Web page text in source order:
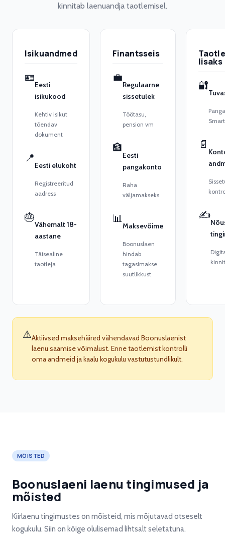
kinnitab laenuandja taotlemisel.
Isikuandmed
🪪
Eesti
isikukood
Kehtiv isikut
tõendav
dokument
📍
Eesti elukoht
Registreeritud
aadress
🎂
Vähemalt 18-
aastane
Täisealine
taotleja
Finantsseis
💼
Regulaarne
sissetulek
Töötasu,
pension vm
🏦
Eesti
pangakonto
Raha
väljamakseks
📊
Maksevõime
Boonuslaen
hindab
tagasimakse
suutlikkust
lisaks
🔐
📄
✍️
⚠Aktiivsed maksehäired vähendavad Boonuslaenist
laenu saamise võimalust. Enne taotlemist kontrolli
oma andmeid ja kaalu kogukulu vastutustundlikult.
MÕISTED
Boonuslaeni laenu tingimused ja
mõisted
Kiirlaenu tingimustes on mõisteid, mis mõjutavad otseselt
kogukulu. Siin on kõige olulisemad lihtsalt seletatuna.